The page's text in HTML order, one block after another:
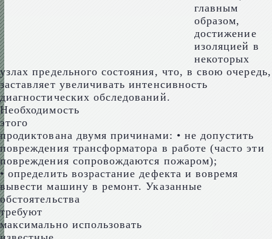
главным
образом,
достижение
изоляцией в
некоторых
узлах предельного состояния, что, в свою очередь,
заставляет увеличивать интенсивность
диагностических обследований.
Необходимость
этого
продиктована двумя причинами: • не допустить
повреждения трансформатора в работе (часто эти
повреждения сопровождаются пожаром);
• определить возрастание дефекта и вовремя
вывести машину в ремонт. Указанные
обстоятельства
требуют
максимально использовать